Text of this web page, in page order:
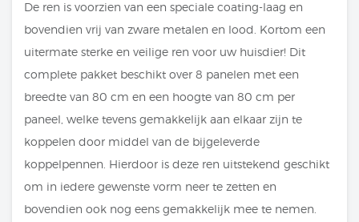
De ren is voorzien van een speciale coating-laag en
bovendien vrij van zware metalen en lood. Kortom een
uitermate sterke en veilige ren voor uw huisdier! Dit
complete pakket beschikt over 8 panelen met een
breedte van 80 cm en een hoogte van 80 cm per
paneel, welke tevens gemakkelijk aan elkaar zijn te
koppelen door middel van de bijgeleverde
koppelpennen. Hierdoor is deze ren uitstekend geschikt
om in iedere gewenste vorm neer te zetten en
bovendien ook nog eens gemakkelijk mee te nemen.